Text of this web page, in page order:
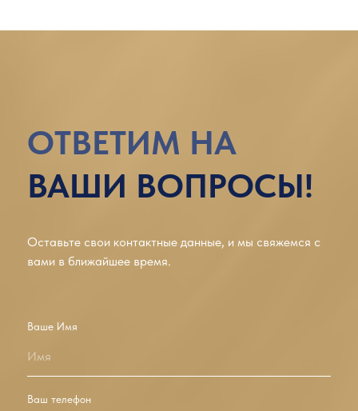
ОТВЕТИМ НА
ВАШИ ВОПРОСЫ!
Оставьте свои контактные данные, и мы свяжемся с
вами в ближайшее время.
Ваше Имя
Имя
Ваш телефон